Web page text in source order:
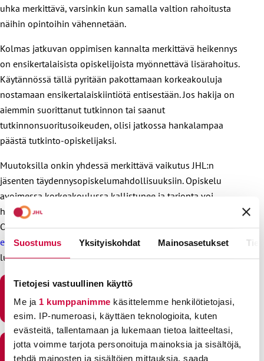
Suostumus Yksityiskohdat Mainosasetukset
Tietojesi vastuullinen käyttö
Me ja 1 kumppanimme käsittelemme henkilötietojasi,
esim. IP-numeroasi, käyttäen teknologioita, kuten
evästeitä, tallentamaan ja lukemaan tietoa laitteeltasi,
jotta voimme tarjota personoituja mainoksia ja sisältöjä,
tehdä mainosten ja sisältöjen mittauksia, saada
uhka merkittävä, varsinkin kun samalla valtion rahoitusta
näihin opintoihin vähennetään.
Kolmas jatkuvan oppimisen kannalta merkittävä heikennys
on ensikertalaisista opiskelijoista myönnettävä lisärahoitus.
Käytännössä tällä pyritään pakottamaan korkeakouluja
nostamaan ensikertalaiskiintiötä entisestään. Jos hakija on
aiemmin suorittanut tutkinnon tai saanut
tutkinnonsuoritusoikeuden, olisi jatkossa hankalampaa
päästä tutkinto-opiskelijaksi.
Muutoksilla onkin yhdessä merkittävä vaikutus JHL:n
jäsenten täydennysopiskelumahdollisuuksiin. Opiskelu
avoimessa korkeakoulussa kallistunee ja tarjonta voi
heikentyä. Samalla pääsy tutkinto-opiskelijaksi vaikeutuu.
Opiskelemaan päässeiden osalta lisäheikennyksenä on
esitetty aikuiskoulutustuen leikkaus
. Kiristyksiä on siis
luvassa monessa suhteessa.
JHL:N LAUSUNTO YLIOPISTOJEN RAHOITUSMALLIN
UUDISTAMISTA KOSKEVISTA ASETUSLUONNOKSISTA
JHL:N LAUSUNTO MAKSUISTA ANNETTUJEN